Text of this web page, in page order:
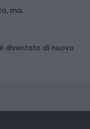
ma..
diventato di nuovo